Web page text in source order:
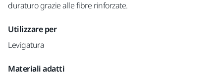
duraturo grazie alle fibre rinforzate.
Utilizzare per
Levigatura
Materiali adatti